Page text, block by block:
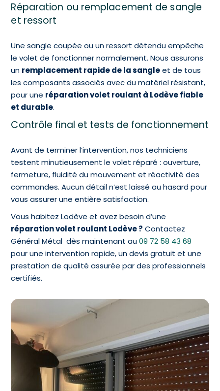
Réparation ou remplacement de sangle
et ressort
Une sangle coupée ou un ressort détendu empêche
le volet de fonctionner normalement. Nous assurons
un remplacement rapide de la sangleet de tous
les composants associés avec du matériel résistant,
pour une réparation volet roulant à Lodève fiable
et durable.
Contrôle final et tests de fonctionnement
Avant de terminer l’intervention, nos techniciens
testent minutieusement le volet réparé : ouverture,
fermeture, fluidité du mouvement et réactivité des
commandes. Aucun détail n’est laissé au hasard pour
vous assurer une entière satisfaction.
Vous habitez Lodève et avez besoin d’une
réparation volet roulant Lodève ? Contactez
Général Métal dès maintenant au09 72 58 43 68
pour une intervention rapide, un devis gratuit et une
prestation de qualité assurée par des professionnels
certifiés.